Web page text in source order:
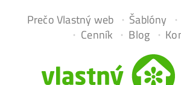
Prečo Vlastný web Šablóny
Cenník
Blog